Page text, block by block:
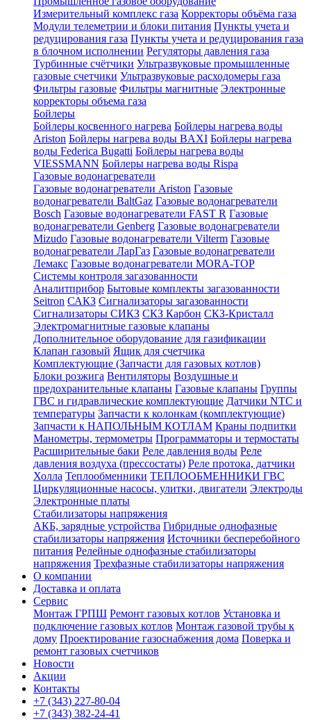
Измерительный комплекс газа Корректоры объёма газа
Модули телеметрии и блоки питания Пункты учета и
редуцирования газа Пункты учета и редуцирования газа
в блочном исполнении Регуляторы давления газа
Турбинные счётчики Ультразвуковые промышленные
газовые счетчики Ультразвуковые расходомеры газа
Фильтры газовые Фильтры магнитные Электронные
корректоры объема газа
Бойлеры
Бойлеры косвенного нагрева Бойлеры нагрева воды
Ariston Бойлеры нагрева воды BAXI Бойлеры нагрева
воды Federica Bugatti Бойлеры нагрева воды
VIESSMANN Бойлеры нагрева воды Rispa
Газовые водонагреватели
Газовые водонагреватели Ariston Газовые
водонагреватели BaltGaz Газовые водонагреватели
Bosch Газовые водонагреватели FAST R Газовые
водонагреватели Genberg Газовые водонагреватели
Mizudo Газовые водонагреватели Vilterm Газовые
водонагреватели ЛарГаз Газовые водонагреватели
Лемакс Газовые водонагреватели MORA-TOP
Системы контроля загазованности
Аналитприбор Бытовые комплекты загазованности
Seitron САКЗ Сигнализаторы загазованности
Сигнализаторы СИКЗ СКЗ Карбон СКЗ-Кристалл
Электромагнитные газовые клапаны
Дополнительное оборудование для газификации
Клапан газовый Ящик для счетчика
Комплектующие (Запчасти для газовых котлов)
Блоки розжига Вентиляторы Воздушные и
предохранительные клапаны Газовые клапаны Группы
ГВС и гидравлические комплектующие Датчики NTC и
температуры Запчасти к колонкам (комплектующие)
Запчасти к НАПОЛЬНЫМ КОТЛАМ Краны подпитки
Манометры, термометры Программаторы и термостаты
Расширительные баки Реле давления воды Реле
давления воздуха (прессостаты) Реле протока, датчики
Холла Теплообменники ТЕПЛООБМЕННИКИ ГВС
Циркуляционные насосы, улитки, двигатели Электроды
Электронные платы
Стабилизаторы напряжения
АКБ, зарядные устройства Гибридные однофазные
стабилизаторы напряжения Источники бесперебойного
питания Релейные однофазные стабилизаторы
напряжения Трехфазные стабилизаторы напряжения
О компании
Доставка и оплата
Сервис
Монтаж ГРПШ Ремонт газовых котлов Установка и
подключение газовых котлов Монтаж газовой трубы к
дому Проектирование газоснабжения дома Поверка и
ремонт газовых счетчиков
Новости
Акции
Контакты
+7 (343) 227-80-04
+7 (343) 382-24-41